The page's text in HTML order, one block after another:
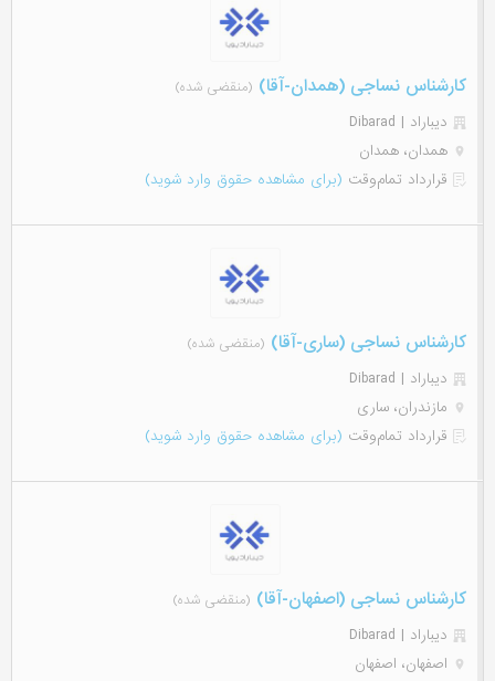
کارشناس نساجی (همدان-آقا) (منقضی شده)
دیباراد | Dibarad
همدان، همدان
قرارداد تمام‌وقت (برای مشاهده حقوق وارد شوید)
کارشناس نساجی (ساری-آقا) (منقضی شده)
دیباراد | Dibarad
مازندران، ساری
قرارداد تمام‌وقت (برای مشاهده حقوق وارد شوید)
کارشناس نساجی (اصفهان-آقا) (منقضی شده)
دیباراد | Dibarad
اصفهان، اصفهان